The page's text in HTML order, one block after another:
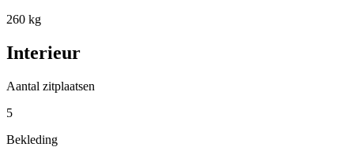
260 kg
Interieur
Aantal zitplaatsen
5
Bekleding